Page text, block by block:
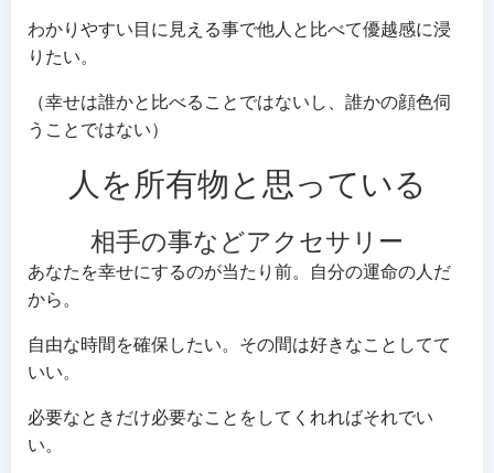
わかりやすい目に見える事で他人と比べて優越感に浸
りたい。
（幸せは誰かと比べることではないし、誰かの顔色伺
うことではない）
人を所有物と思っている
相手の事などアクセサリー
あなたを幸せにするのが当たり前。自分の運命の人だ
から。
自由な時間を確保したい。その間は好きなことしてて
いい。
必要なときだけ必要なことをしてくれればそれでい
い。